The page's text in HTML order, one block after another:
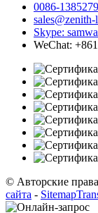
0086-
Skype:
WeChat:
© Авторские
сайта -